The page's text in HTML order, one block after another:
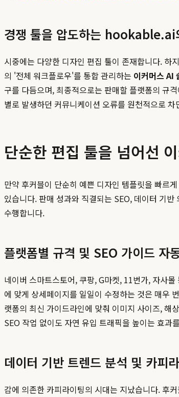
경쟁 툴을 압도하는 hookable.ai
시중에는 다양한 디자인 편집 툴이 존재합니다.
의 '전체 워크플로우'를 통합 관리하는 이커머스 AI
구를 다듬으며, 최종적으로는 판매할 플랫폼의 규
별로 발생하던 커뮤니케이션 오류를 원천적으로 차
단순한 편집 툴을 넘어선
만약 후커블이 단순히 예쁜 디자인 템플릿을 빠르
있습니다. 판매 성과와 직결되는 SEO, 데이터 기
수행합니다.
플랫폼별 규격 및 SEO 가이드 자
네이버 스마트스토어, 쿠팡, G마켓, 11번가, 자사
에 맞게 상세페이지를 일일이 수정하는 것은 매우
랫폼의 최신 가이드라인에 맞춰 이미지 사이즈, 해
SEO 작업 없이도 자연 유입 트래픽을 높이는 효과
데이터 기반 트렌드 분석 및 카피
감에 의존한 카피라이팅의 시대는 지났습니다. 후